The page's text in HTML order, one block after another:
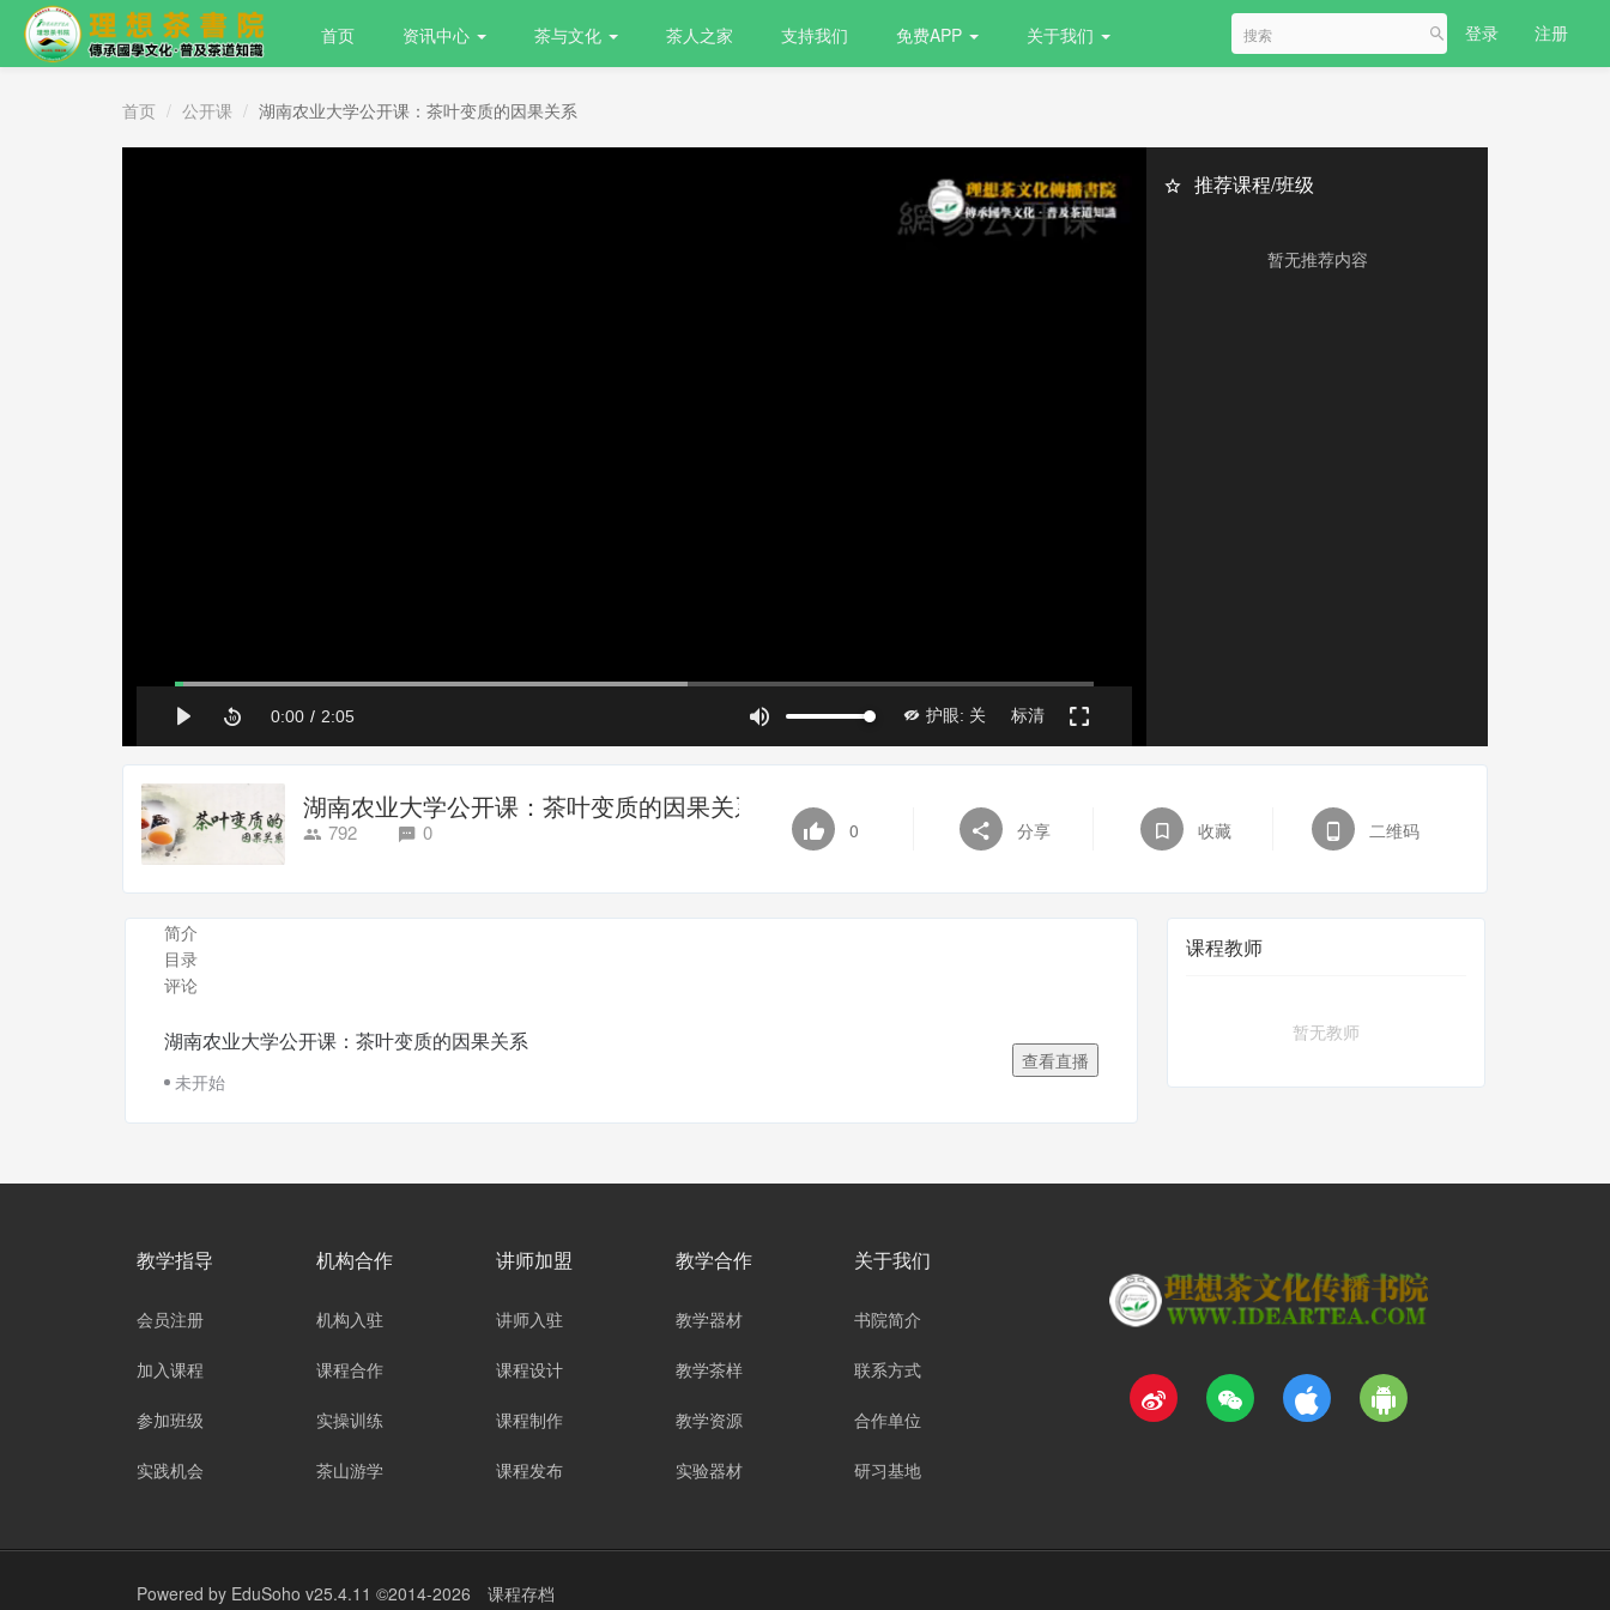
首页 资讯中心 茶与文化 茶人之家 支持我们 免费APP 关于我们 登录 注册
首页 公开课 湖南农业大学公开课：茶叶变质的因果关系
推荐课程/班级
暂无推荐内容
湖南农业大学公开课：茶叶变质的因果关系
792 0 0 分享 收藏 二维码
简介
目录
评论
湖南农业大学公开课：茶叶变质的因果关系
未开始
查看直播
课程教师
暂无教师
教学指导
会员注册
加入课程
参加班级
实践机会
机构合作
机构入驻
课程合作
实操训练
茶山游学
讲师加盟
讲师入驻
课程设计
课程制作
课程发布
教学合作
教学器材
教学茶样
教学资源
实验器材
关于我们
书院简介
联系方式
合作单位
研习基地
Powered by EduSoho v25.4.11 ©2014-2026 课程存档